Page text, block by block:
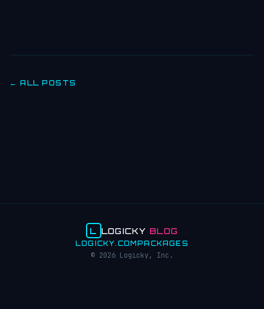
← ALL POSTS
L LOGICKYBLOG
LOGICKY.COM PACKAGES
© 2026 Logicky, Inc.